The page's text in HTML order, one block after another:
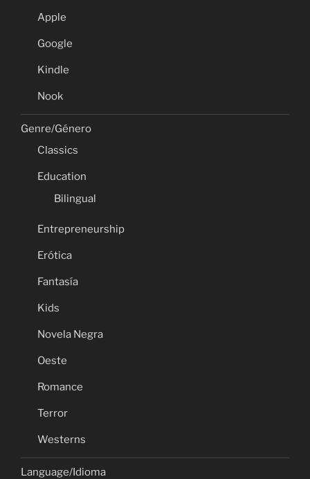
Apple
Google
Kindle
Nook
Genre/Género
Classics
Education
Bilingual
Entrepreneurship
Erótica
Fantasía
Kids
Novela Negra
Oeste
Romance
Terror
Westerns
Language/Idioma